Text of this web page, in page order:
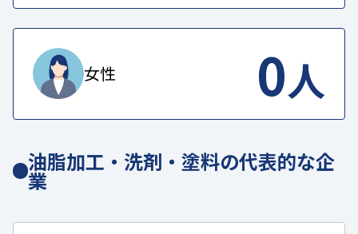
女性 0人
油脂加工・洗剤・塗料の代表的な企
業